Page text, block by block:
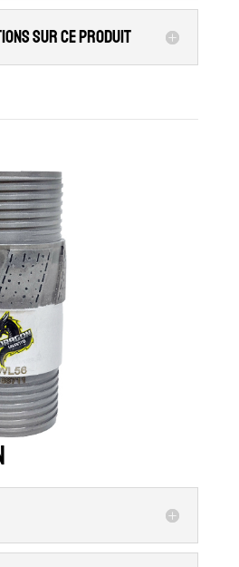
sur ce produit